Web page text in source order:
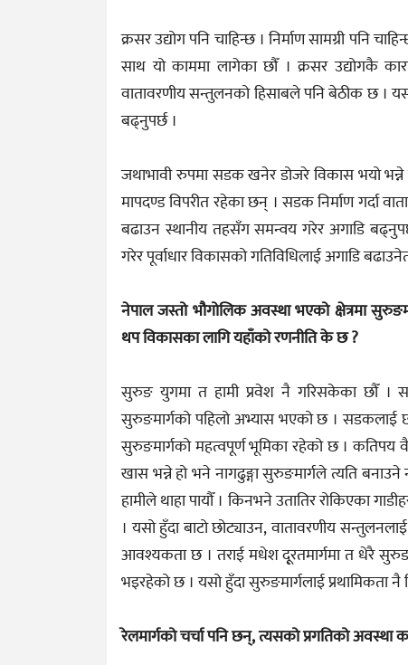
क्रसर उद्योग पनि चाहिन्छ । निर्माण सामग्री पनि
साथ यो काममा लागेका छौँ । क्रसर उद्योगकै
वातावरणीय सन्तुलनको हिसाबले पनि बेठीक छ ।
बढ्नुपर्छ ।
जथाभावी रुपमा सडक खनेर डोजरे विकास भयो
मापदण्ड विपरीत रहेका छन् । सडक निर्माण गर्दा
बढाउन स्थानीय तहसँग समन्वय गरेर अगाडि
गरेर पूर्वाधार विकासको गतिविधिलाई अगाडि
नेपाल जस्तो भौगोलिक अवस्था भएको क्षेत्रमा
थप विकासका लागि यहाँको रणनीति के छ ?
सुरुङ युगमा त हामी प्रवेश नै गरिसकेका छौँ ।
सुरुङमार्गको पहिलो अभ्यास भएको छ । सडकलाई
सुरुङमार्गको महत्वपूर्ण भूमिका रहेको छ । कतिपय
खास भन्ने हो भने नागढुङ्गा सुरुङमार्गले त्यति
हामीले थाहा पायौँ । किनभने उतातिर रोकिएका
। यसो हुँदा बाटो छोट्याउन, वातावरणीय
आवश्यकता छ । तराई मधेश दू्रतमार्गमा त धेरै
भइरहेको छ । यसो हुँदा सुरुङमार्गलाई प्रथामिकता
रेलमार्गको चर्चा पनि छन्, त्यसको प्रगतिको अवस्था